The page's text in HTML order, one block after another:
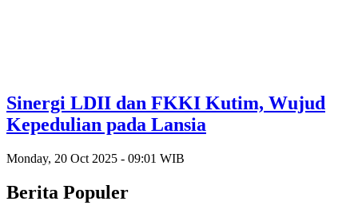
Sinergi LDII dan FKKI Kutim, Wujud
Kepedulian pada Lansia
Monday, 20 Oct 2025 - 09:01 WIB
Berita Populer